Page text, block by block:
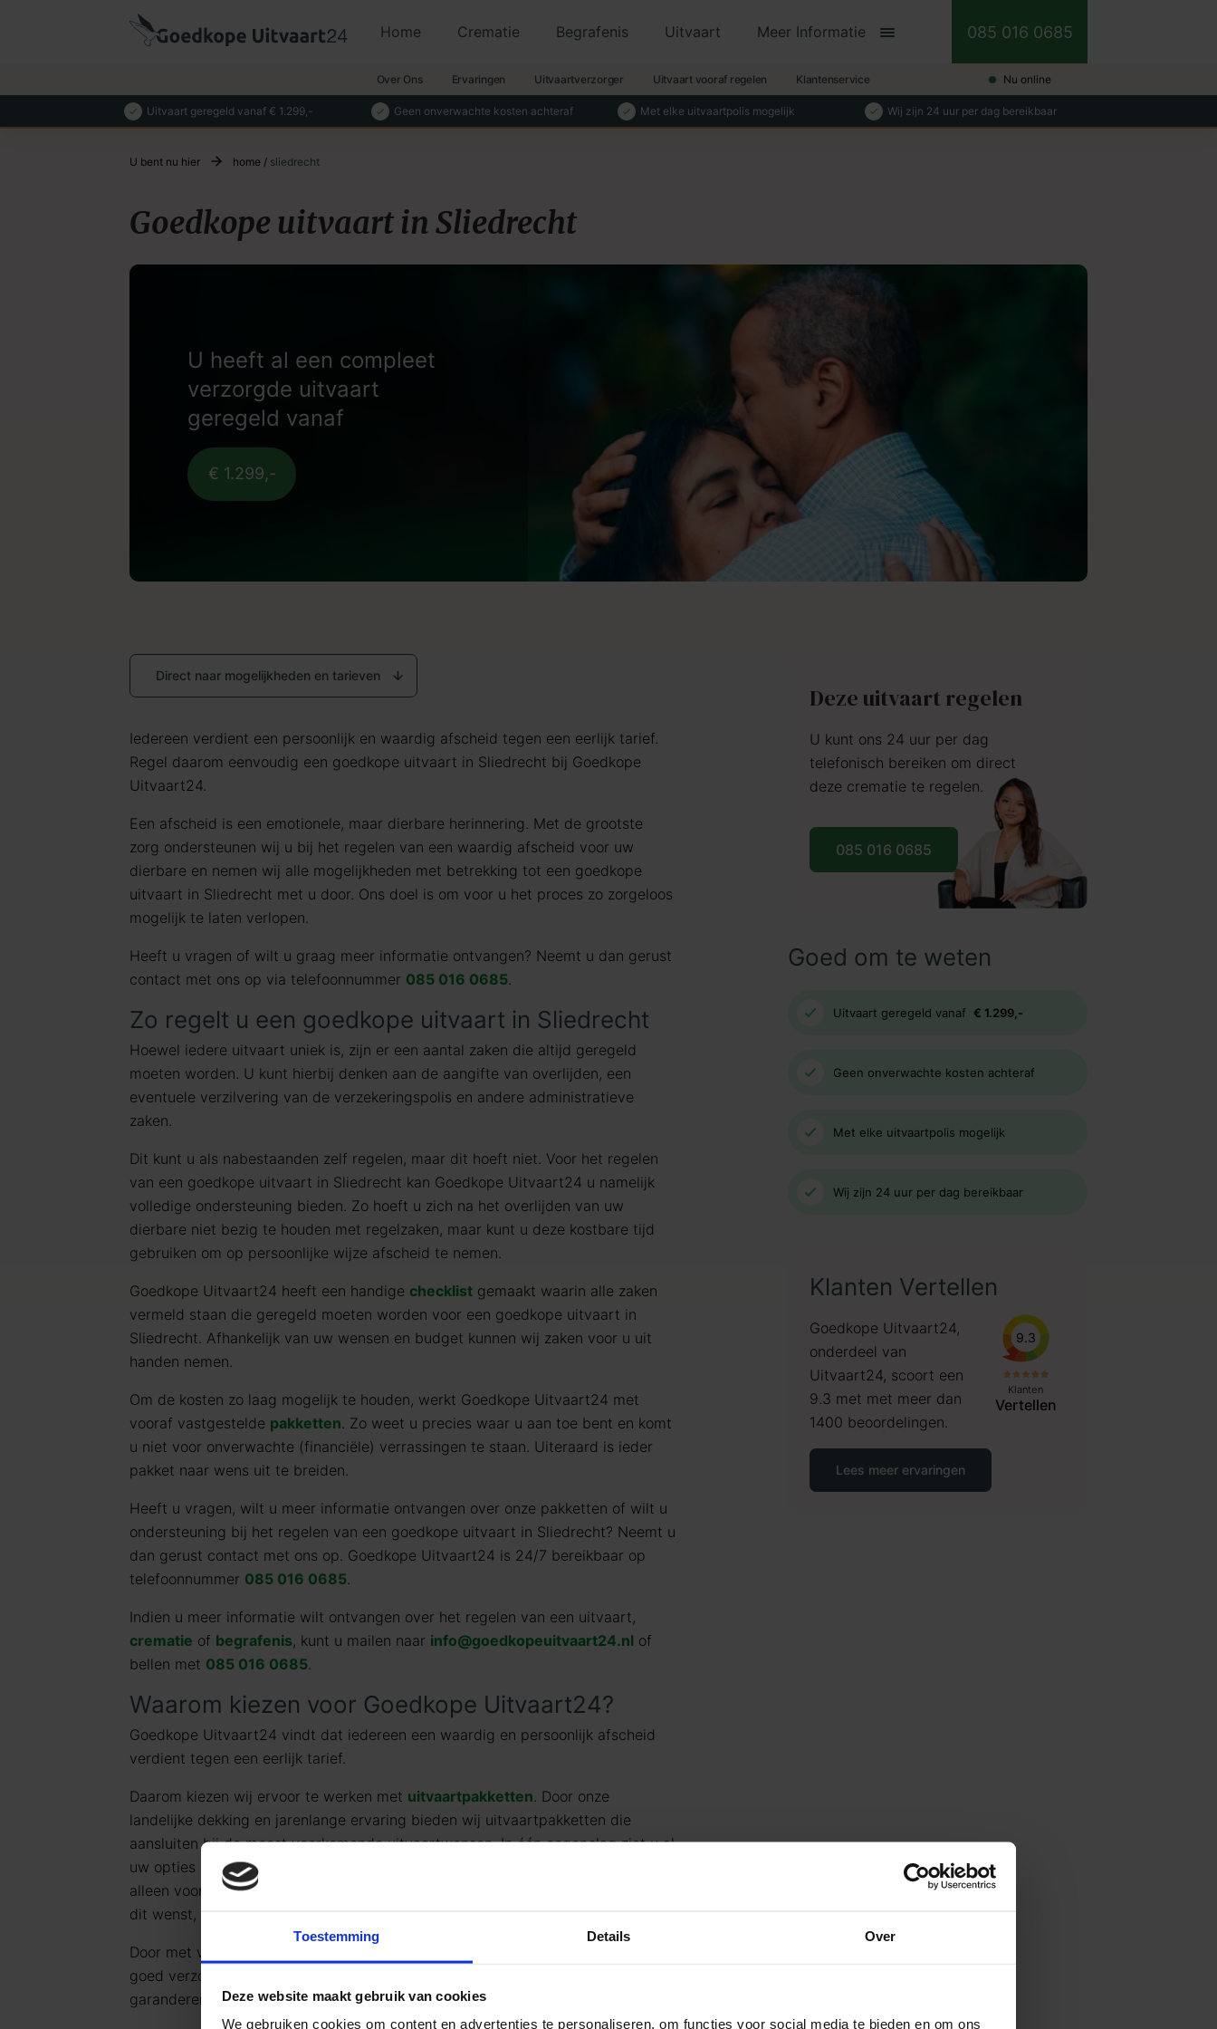
Toestemming Details Over
Deze website maakt gebruik van cookies
We gebruiken cookies om content en advertenties te personaliseren, om functies voor social media te bieden en om ons
Home Crematie Begrafenis Uitvaart Meer Informatie 085 016 0685
Over Ons Ervaringen Uitvaartverzorger Uitvaart vooraf regelen Klantenservice Nu online
Uitvaart geregeld vanaf € 1.299,- Geen onverwachte kosten achteraf Met elke uitvaartpolis mogelijk Wij zijn 24 uur per dag bereikbaar
U bent nu hier home / sliedrecht
Goedkope uitvaart in Sliedrecht
U heeft al een compleet
verzorgde uitvaart
geregeld vanaf
€ 1.299,-
Direct naar mogelijkheden en tarieven
Iedereen verdient een persoonlijk en waardig afscheid tegen een eerlijk tarief.
Regel daarom eenvoudig een goedkope uitvaart in Sliedrecht bij Goedkope
Uitvaart24.
Een afscheid is een emotionele, maar dierbare herinnering. Met de grootste
zorg ondersteunen wij u bij het regelen van een waardig afscheid voor uw
dierbare en nemen wij alle mogelijkheden met betrekking tot een goedkope
uitvaart in Sliedrecht met u door. Ons doel is om voor u het proces zo zorgeloos
mogelijk te laten verlopen.
Heeft u vragen of wilt u graag meer informatie ontvangen? Neemt u dan gerust
contact met ons op via telefoonnummer 085 016 0685.
Zo regelt u een goedkope uitvaart in Sliedrecht
Hoewel iedere uitvaart uniek is, zijn er een aantal zaken die altijd geregeld
moeten worden. U kunt hierbij denken aan de aangifte van overlijden, een
eventuele verzilvering van de verzekeringspolis en andere administratieve
zaken.
Dit kunt u als nabestaanden zelf regelen, maar dit hoeft niet. Voor het regelen
van een goedkope uitvaart in Sliedrecht kan Goedkope Uitvaart24 u namelijk
volledige ondersteuning bieden. Zo hoeft u zich na het overlijden van uw
dierbare niet bezig te houden met regelzaken, maar kunt u deze kostbare tijd
gebruiken om op persoonlijke wijze afscheid te nemen.
Goedkope Uitvaart24 heeft een handige checklist gemaakt waarin alle zaken
vermeld staan die geregeld moeten worden voor een goedkope uitvaart in
Sliedrecht. Afhankelijk van uw wensen en budget kunnen wij zaken voor u uit
handen nemen.
Om de kosten zo laag mogelijk te houden, werkt Goedkope Uitvaart24 met
vooraf vastgestelde pakketten. Zo weet u precies waar u aan toe bent en komt
u niet voor onverwachte (financiële) verrassingen te staan. Uiteraard is ieder
pakket naar wens uit te breiden.
Heeft u vragen, wilt u meer informatie ontvangen over onze pakketten of wilt u
ondersteuning bij het regelen van een goedkope uitvaart in Sliedrecht? Neemt u
dan gerust contact met ons op. Goedkope Uitvaart24 is 24/7 bereikbaar op
telefoonnummer 085 016 0685.
Indien u meer informatie wilt ontvangen over het regelen van een uitvaart,
crematie of begrafenis, kunt u mailen naar info@goedkopeuitvaart24.nl of
bellen met 085 016 0685.
Waarom kiezen voor Goedkope Uitvaart24?
Goedkope Uitvaart24 vindt dat iedereen een waardig en persoonlijk afscheid
verdient tegen een eerlijk tarief.
Daarom kiezen wij ervoor te werken met uitvaartpakketten. Door onze
landelijke dekking en jarenlange ervaring bieden wij uitvaartpakketten die
aansluiten bij de meest voorkomende uitvaartwensen. In één oogopslag ziet u al
uw opties en de daarbij behorende (eerlijke) prijzen. U betaalt op deze manier
alleen voor datgene wat u wilt afnemen en wat past binnen uw budget. Indien u
dit wenst, kunt u deze pakketten uiteraard uitbreiden.
Door met vaste uitvaartpakketten te werken, kan Goedkope Uitvaart24 u een
goed verzorgt, persoonlijk en waardig afscheid tegen een eerlijk tarief
garanderen.
Deze uitvaart regelen
U kunt ons 24 uur per dag
telefonisch bereiken om direct
deze crematie te regelen.
085 016 0685
Goed om te weten
Uitvaart geregeld vanaf € 1.299,-
Geen onverwachte kosten achteraf
Met elke uitvaartpolis mogelijk
Wij zijn 24 uur per dag bereikbaar
Klanten Vertellen
Goedkope Uitvaart24,
onderdeel van
Uitvaart24, scoort een
9.3 met met meer dan
1400 beoordelingen.
9.3
Klanten
Vertellen
Lees meer ervaringen